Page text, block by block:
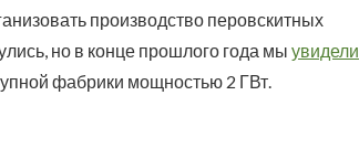
производство перовскитных
но в конце прошлого года мы увидели
фабрики мощностью 2 ГВт.